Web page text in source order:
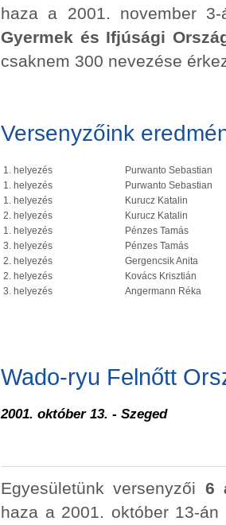
haza a 2001. november
Gyermek és Ifjúsági
csaknem 300 nevezése
Versenyzőink
1. helyezés
Purwanto Sebastian
1. helyezés
Purwanto Sebastian
1. helyezés
Kurucz Katalin
2. helyezés
Kurucz Katalin
1. helyezés
Pénzes Tamás
3. helyezés
Pénzes Tamás
2. helyezés
Gergencsik Anita
2. helyezés
Kovács Krisztián
3. helyezés
Angermann Réka
Wado-ryu Felnőtt
2001. október 13. - Szeged
Egyesületünk versenyzői 6
haza a 2001. október 13-